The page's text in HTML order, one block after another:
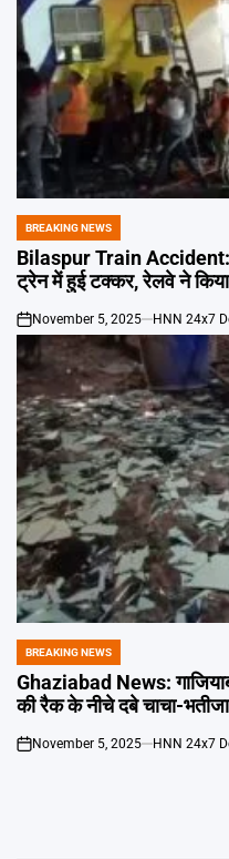
POSTED
IN
BREAKING NEWS
Bilaspur Train Accident:
ट्रेन में हुई टक्कर, रेलवे ने
on
November 5, 2025 HNN 24x7
POSTED
IN
BREAKING NEWS
Ghaziabad News:
की रैक के नीचे दबे चाचा-भतीजा
on
November 5, 2025 HNN 24x7